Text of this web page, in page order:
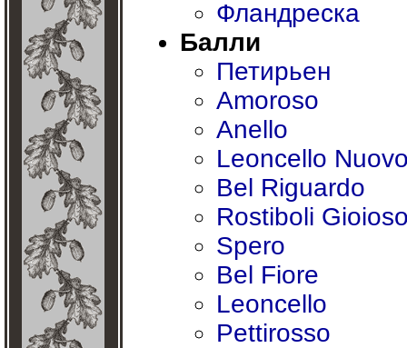
Фландреска
Балли
Петирьен
Amoroso
Anello
Leoncello
Bel Riguardo
Rostiboli
Spero
Bel Fiore
Leoncello
Pettirosso